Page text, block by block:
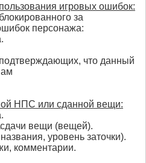
игровых ошибок:
за
персонажа:
что данный
НПС или сданной вещи:
вещи (вещей).
уровень заточки).
комментарии.